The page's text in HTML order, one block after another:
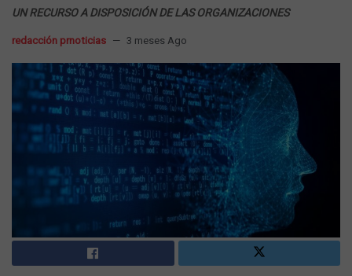
UN RECURSO A DISPOSICIÓN DE LAS ORGANIZACIONES
redacción prnoticias 3 meses Ago